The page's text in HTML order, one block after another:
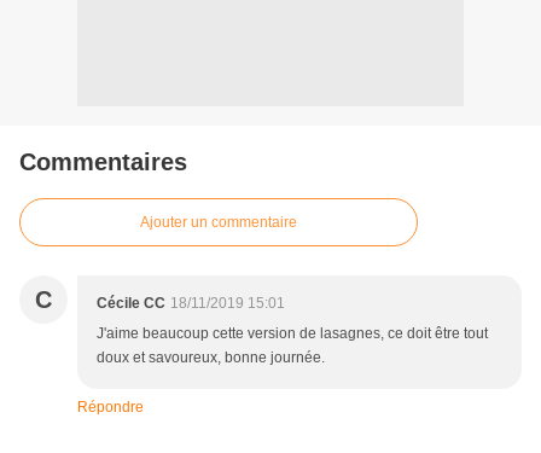
Commentaires
Ajouter un commentaire
C Cécile CC 18/11/2019 15:01
J'aime beaucoup cette version de lasagnes, ce doit être tout
doux et savoureux, bonne journée.
Répondre